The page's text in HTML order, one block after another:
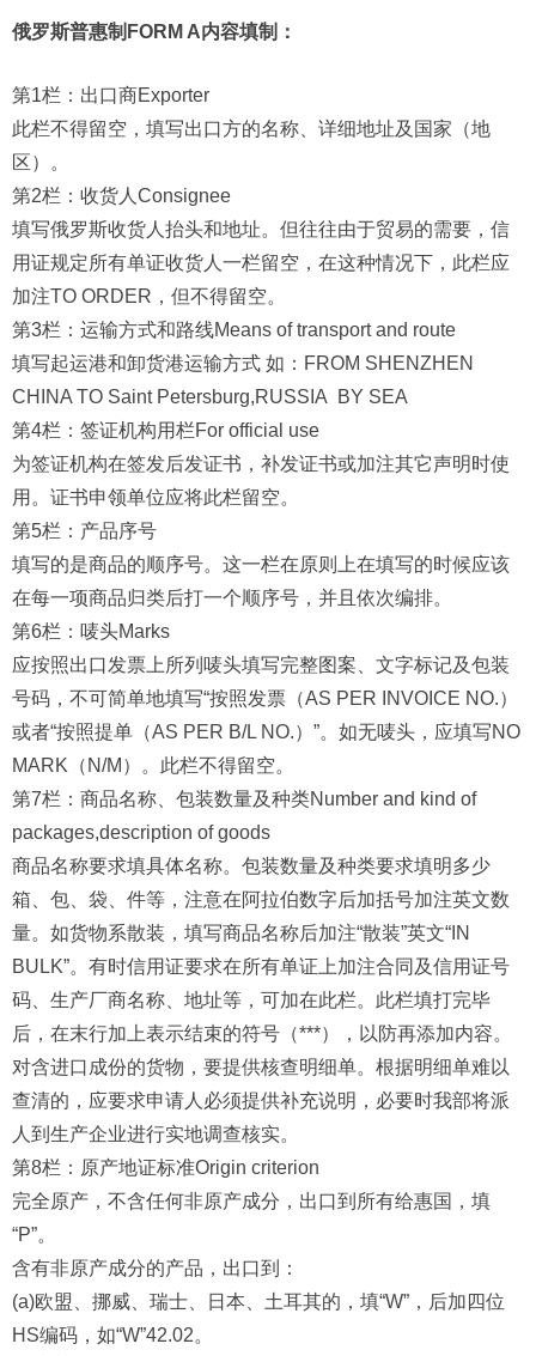
俄罗斯普惠制FORM A内容填制：
第1栏：出口商Exporter
此栏不得留空，填写出口方的名称、详细地址及国家（地
区）。
第2栏：收货人Consignee
填写俄罗斯收货人抬头和地址。但往往由于贸易的需要，信
用证规定所有单证收货人一栏留空，在这种情况下，此栏应
加注TO ORDER，但不得留空。
第3栏：运输方式和路线Means of transport and route
填写起运港和卸货港运输方式 如：FROM SHENZHEN
CHINA TO Saint Petersburg,RUSSIA BY SEA
第4栏：签证机构用栏For official use
为签证机构在签发后发证书，补发证书或加注其它声明时使
用。证书申领单位应将此栏留空。
第5栏：产品序号
填写的是商品的顺序号。这一栏在原则上在填写的时候应该
在每一项商品归类后打一个顺序号，并且依次编排。
第6栏：唛头Marks
应按照出口发票上所列唛头填写完整图案、文字标记及包装
号码，不可简单地填写“按照发票（AS PER INVOICE NO.）
或者“按照提单（AS PER B/L NO.）”。如无唛头，应填写NO
MARK（N/M）。此栏不得留空。
第7栏：商品名称、包装数量及种类Number and kind of
packages,description of goods
商品名称要求填具体名称。包装数量及种类要求填明多少
箱、包、袋、件等，注意在阿拉伯数字后加括号加注英文数
量。如货物系散装，填写商品名称后加注“散装”英文“IN
BULK”。有时信用证要求在所有单证上加注合同及信用证号
码、生产厂商名称、地址等，可加在此栏。此栏填打完毕
后，在末行加上表示结束的符号（***），以防再添加内容。
对含进口成份的货物，要提供核查明细单。根据明细单难以
查清的，应要求申请人必须提供补充说明，必要时我部将派
人到生产企业进行实地调查核实。
第8栏：原产地证标准Origin criterion
完全原产，不含任何非原产成分，出口到所有给惠国，填
“P”。
含有非原产成分的产品，出口到：
(a)欧盟、挪威、瑞士、日本、土耳其的，填“W”，后加四位
HS编码，如“W”42.02。